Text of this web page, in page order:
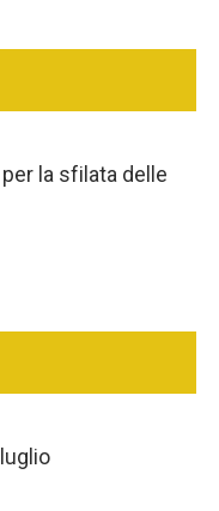
la sfilata delle